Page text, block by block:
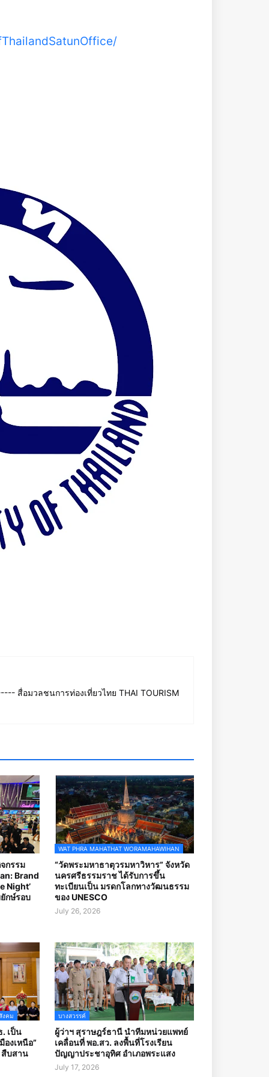
สื่อมวลชนการท่องเที่ยวไทย THAI TOURISM
กรรม
Brand
Night’
กษ์รอบ
WAT PHRA MAHATHAT WORAMAHAWIHAN
“วัดพระมหาธาตุวรมหาวิหาร” จังหวัด
นครศรีธรรมราช ได้รับการขึ้น
ทะเบียนเป็น มรดกโลกทางวัฒนธรรม
ของ UNESCO
July 26, 2026
งคม
เป็น
องเหนือ”
สืบสาน
บางสวรรค์
ผู้ว่าฯ สุราษฎร์ธานี นำทีมหน่วยแพทย์
เคลื่อนที่ พอ.สว. ลงพื้นที่โรงเรียน
ปัญญาประชาอุทิศ อำเภอพระแสง
July 17, 2026